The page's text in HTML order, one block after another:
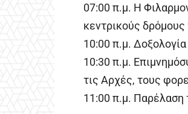
07:00 π.μ. Η
κεντρικούς
10:00 π.μ.
10:30 π.μ.
τις Αρχές, τους
11:00 π.μ. Παρέλαση